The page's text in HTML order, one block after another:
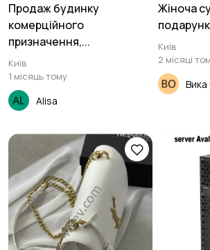
Продаж будинку
комерційного
призначення,...
Київ
1 місяць тому
Alisa
Жіноча
Київ
2 місяці
Вика